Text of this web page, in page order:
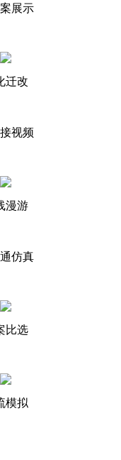
展示
迁改
视频
漫游
仿真
比选
模拟